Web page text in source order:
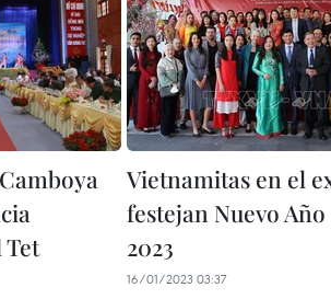
Vietnamitas en el
festejan Nuevo
2023
16/01/2023 03:37